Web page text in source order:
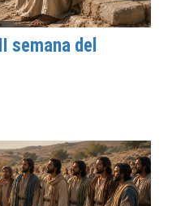
semana del